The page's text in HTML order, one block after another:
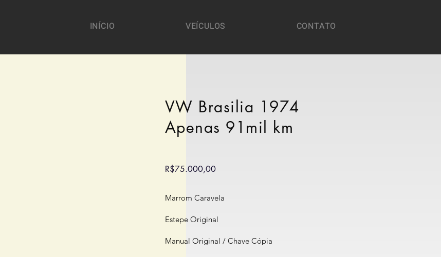
INÍCIO VEÍCULOS CONTATO
VW Brasilia 1974
Apenas 91mil km
R$75.000,00
Marrom Caravela
Estepe Original
Manual Original / Chave Cópia